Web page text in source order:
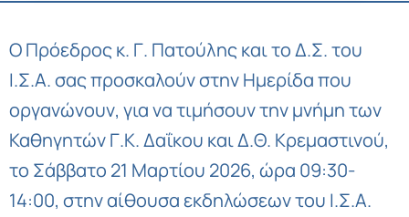
Ο Πρόεδρος κ. Γ. Πατούλης και το Δ.Σ. του
Ι.Σ.Α. σας προσκαλούν στην Ημερίδα που
οργανώνουν, για να τιμήσουν την μνήμη των
Καθηγητών Γ.Κ. Δαΐκου και Δ.Θ. Κρεμαστινού,
το Σάββατο 21 Μαρτίου 2026, ώρα 09:30-
14:00, στην αίθουσα εκδηλώσεων του Ι.Σ.Α.